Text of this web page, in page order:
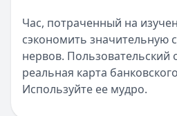
Час, потраченный на
сэкономить значительную
нервов. Пользовательский
реальная карта
Используйте ее мудро.